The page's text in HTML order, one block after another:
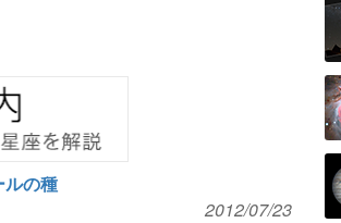
ルの種
2012/07/23